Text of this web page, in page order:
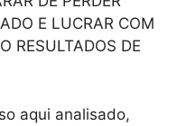
E LUCRAR COM
RESULTADOS DE
aqui analisado,